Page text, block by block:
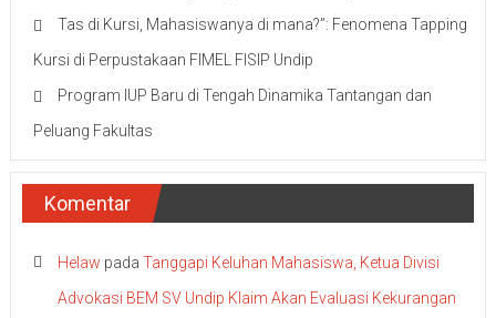
Tas di Kursi, Mahasiswanya di mana?”: Fenomena Tapping
Kursi di Perpustakaan FIMEL FISIP Undip
Program IUP Baru di Tengah Dinamika Tantangan dan
Peluang Fakultas
Komentar
Helaw pada Tanggapi Keluhan Mahasiswa, Ketua Divisi
Advokasi BEM SV Undip Klaim Akan Evaluasi Kekurangan